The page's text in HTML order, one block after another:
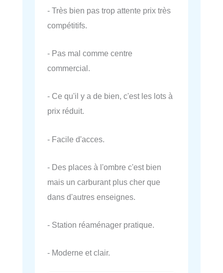
- Très bien pas trop attente prix très
compétitifs.
- Pas mal comme centre
commercial.
- Ce qu'il y a de bien, c'est les lots à
prix réduit.
- Facile d'acces.
- Des places à l'ombre c'est bien
mais un carburant plus cher que
dans d'autres enseignes.
- Station réaménager pratique.
- Moderne et clair.